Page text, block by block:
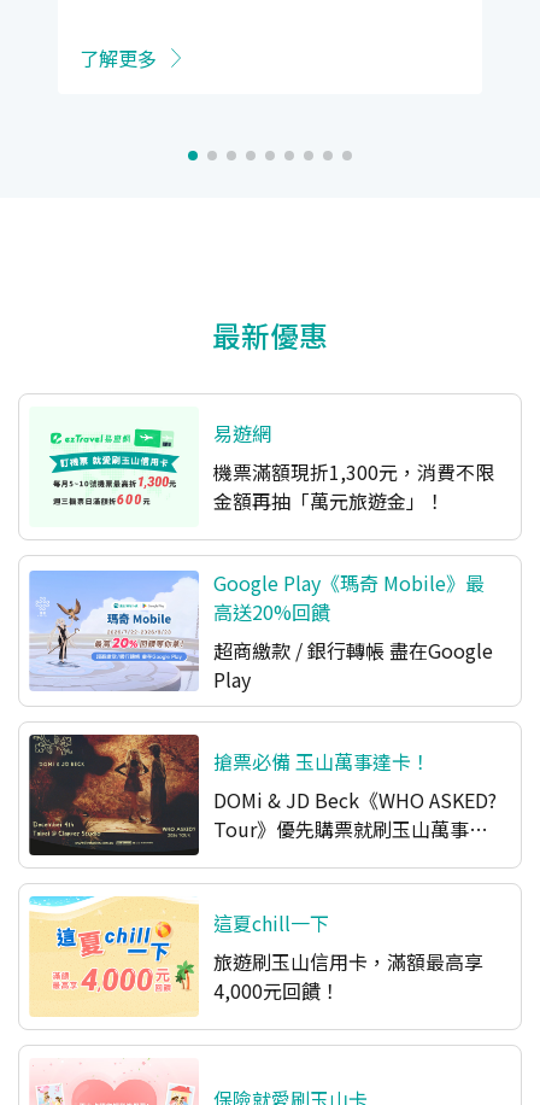
了解更多
最新優惠
易遊網
機票滿額現折1,300元，消費不限
金額再抽「萬元旅遊金」！
Google Play《瑪奇 Mobile》最
高送20%回饋
超商繳款 / 銀行轉帳 盡在Google
Play​
搶票必備 玉山萬事達卡！
DOMi & JD Beck《WHO ASKED?
Tour》優先購票就刷玉山萬事達
這夏chill一下
旅遊刷玉山信用卡，滿額最高享
4,000元回饋！